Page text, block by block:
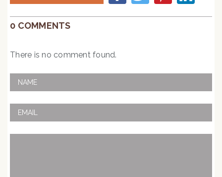
0 COMMENTS
There is no comment found.